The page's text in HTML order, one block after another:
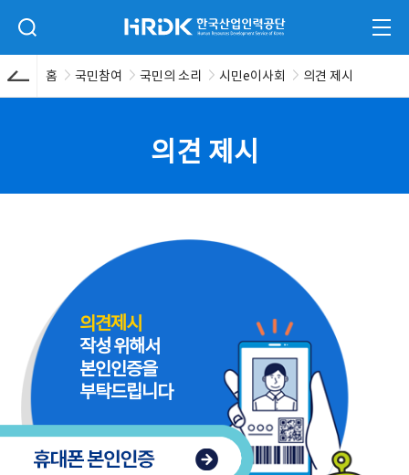
검색 입력폼 열기 HRDK 한국산업인력공단 전체
홈 국민참여 국민의 소리 시민e이사회 의견 제시
의견 제시
의견제시
작성 위해서
본인인증을
부탁드립니다